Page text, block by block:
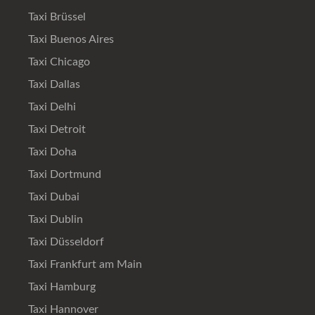
Taxi Brüssel
Taxi Buenos Aires
Taxi Chicago
Taxi Dallas
Taxi Delhi
Taxi Detroit
Taxi Doha
Taxi Dortmund
Taxi Dubai
Taxi Dublin
Taxi Düsseldorf
Taxi Frankfurt am Main
Taxi Hamburg
Taxi Hannover